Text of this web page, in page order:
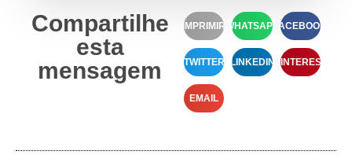
Compartilhe
esta
mensagem
IMPRIMIR WHATSAPP FACEBOOK
TWITTER LINKEDIN PINTEREST
EMAIL